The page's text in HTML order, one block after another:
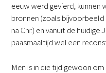
eeuw werd gevierd, kunnen
bronnen (zoals
na Chr.) en vanuit de
paasmaaltijd wel een
Men is in die tijd gewoon om